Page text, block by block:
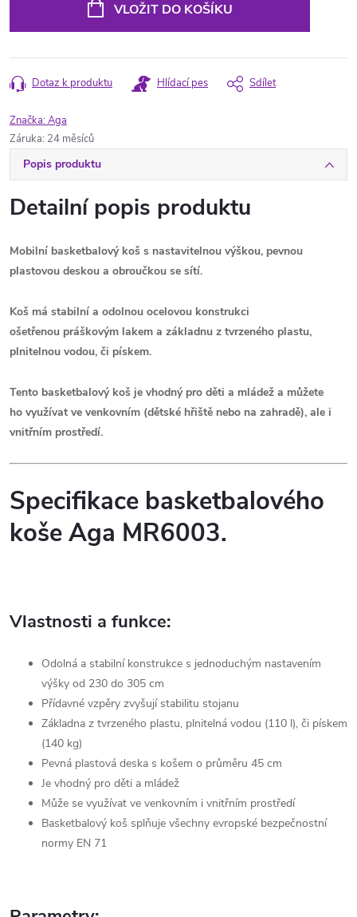
VLOŽIT DO KOŠÍKU
Dotaz k produktu Hlídací pes Sdílet
Značka:Aga
Záruka: 24 měsíců
Popis produktu
Detailní popis produktu
Mobilní basketbalový koš s nastavitelnou výškou, pevnou
plastovou deskou a obroučkou se sítí.
Koš má stabilní a odolnou ocelovou konstrukci
ošetřenou práškovým lakem a základnu z tvrzeného plastu,
plnitelnou vodou, či pískem.
Tento basketbalový koš je vhodný pro děti a mládež a můžete
ho využívat ve venkovním (dětské hřiště nebo na zahradě), ale i
vnitřním prostředí.
Specifikace basketbalového
koše Aga MR6003.
Vlastnosti a funkce:
Odolná a stabilní konstrukce s jednoduchým nastavením
výšky od 230 do 305 cm
Přídavné vzpěry zvyšují stabilitu stojanu
Základna z tvrzeného plastu, plnitelná vodou (110 l), či pískem
(140 kg)
Pevná plastová deska s košem o průměru 45 cm
Je vhodný pro děti a mládež
Může se využívat ve venkovním i vnitřním prostředí
Basketbalový koš splňuje všechny evropské bezpečnostní
normy EN 71